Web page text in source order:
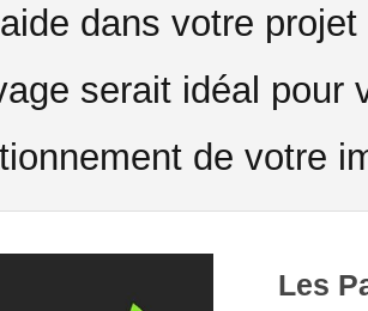
dans votre
serait idéal pour
de votre
Les